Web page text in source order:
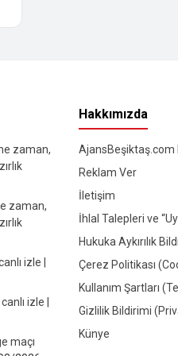
zaman,
zaman,
izle |
izle |
maçı
Hakkımızda
AjansBeşiktaş.com
Reklam Ver
İletişim
İhlal Talepleri ve
Hukuka Aykırılık
Çerez Politikası
Kullanım Şartları
Gizlilik Bildirimi
Künye